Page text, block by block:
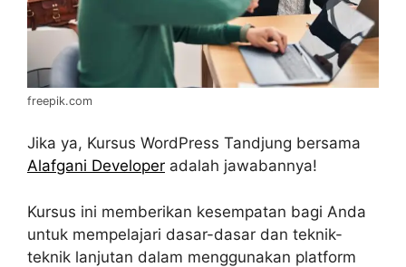
freepik.com
Jika ya, Kursus WordPress Tandjung bersama
Alafgani Developer adalah jawabannya!
Kursus ini memberikan kesempatan bagi Anda
untuk mempelajari dasar-dasar dan teknik-
teknik lanjutan dalam menggunakan platform